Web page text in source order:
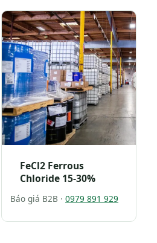
FeCl2 Ferrous
Chloride 15-30%
Báo giá B2B · 0979 891 929